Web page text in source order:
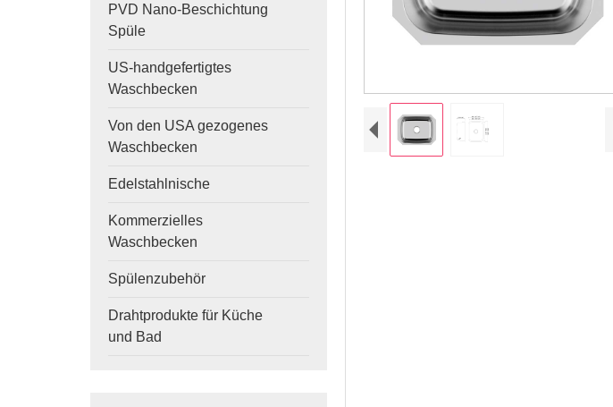
PVD Nano-Beschichtung
Spüle
US-handgefertigtes
Waschbecken
Von den USA gezogenes
Waschbecken
Edelstahlnische
Kommerzielles
Waschbecken
Spülenzubehör
Drahtprodukte für Küche
und Bad